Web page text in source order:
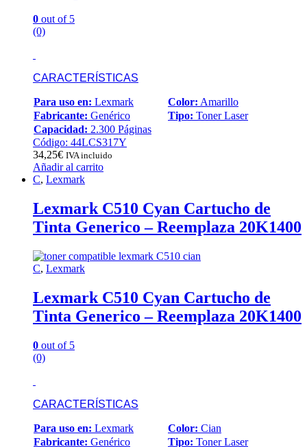
0 out of 5
(0)
CARACTERÍSTICAS
Para uso en: Lexmark Color: Amarillo
Fabricante: Genérico Tipo: Toner Laser
Capacidad: 2.300 Páginas
Código: 44LCS317Y
34,25€ IVA incluido
Añadir al carrito
C, Lexmark
Lexmark C510 Cyan Cartucho de
Tinta Generico – Reemplaza 20K1400
C, Lexmark
Lexmark C510 Cyan Cartucho de
Tinta Generico – Reemplaza 20K1400
0 out of 5
(0)
CARACTERÍSTICAS
Para uso en: Lexmark Color: Cian
Fabricante: Genérico Tipo: Toner Laser